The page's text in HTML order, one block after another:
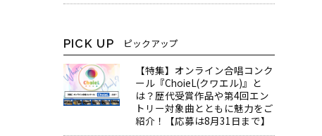
PICK UP ピックアップ
【特集】オンライン合唱コンク
ール『ChoieL(クワエル)』と
は？歴代受賞作品や第4回エン
トリー対象曲とともに魅力をご
紹介！【応募は8月31日まで】